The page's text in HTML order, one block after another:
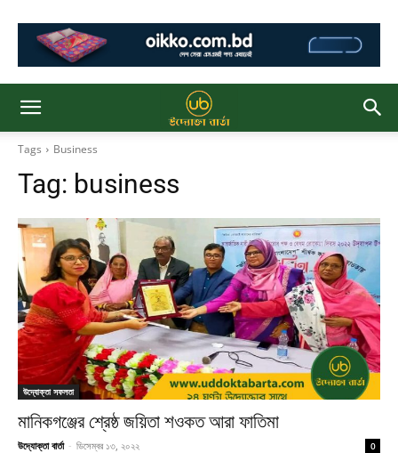
Tags Business
Tag: business
উদ্যোক্তা সফলতা
মানিকগঞ্জের শ্রেষ্ঠ জয়িতা শওকত আরা ফাতিমা
উদ্যোক্তা বার্তা - ডিসেম্বর ১৩, ২০২২ 0